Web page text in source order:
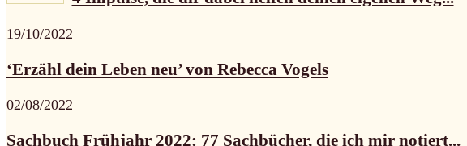
19/10/2022
‘Erzähl dein Leben neu’ von Rebecca Vogels
02/08/2022
Sachbuch Frühjahr 2022: 77 Sachbücher, die ich mir notiert...